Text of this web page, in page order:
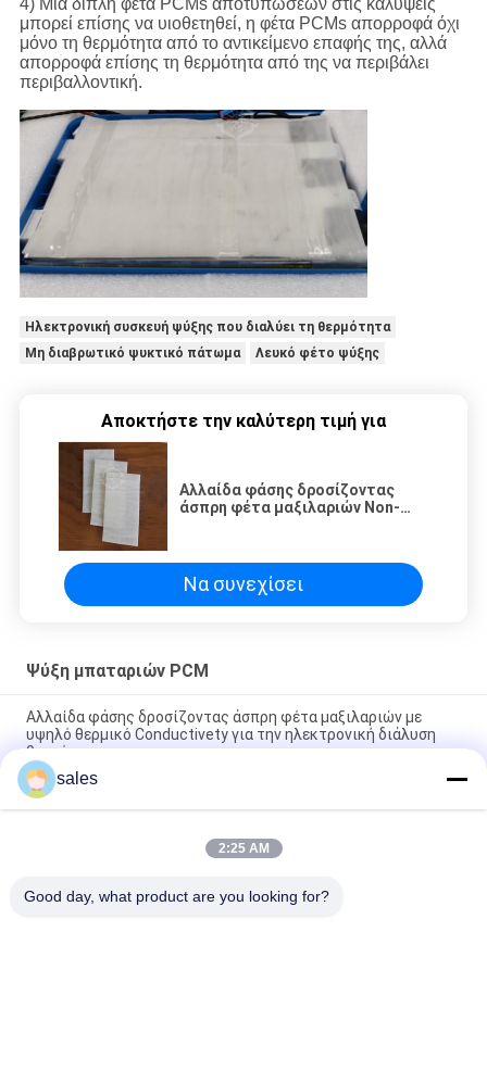
4) Μια διπλή φέτα PCMs αποτυπώσεων στις καλύψεις
μπορεί επίσης να υιοθετηθεί, η φέτα PCMs απορροφά όχι
μόνο τη θερμότητα από το αντικείμενο επαφής της, αλλά
απορροφά επίσης τη θερμότητα από της να περιβάλει
περιβαλλοντική.
Ηλεκτρονική συσκευή ψύξης που διαλύει τη θερμότητα
Μη διαβρωτικό ψυκτικό πάτωμα
Λευκό φέτο ψύξης
Αποκτήστε την καλύτερη τιμή για
Αλλαίδα φάσης δροσίζοντας
άσπρη φέτα μαξιλαριών Non-
διάλυση θερμότητας
Να συνεχίσει
Ψύξη μπαταριών PCM
Αλλαίδα φάσης δροσίζοντας άσπρη φέτα μαξιλαριών με
υψηλό θερμικό Conductivety για την ηλεκτρονική διάλυση
θερμότητας
Μη εκρηκτική ψύξη μπαταριών 55 βαθμού συνδυασμένη
γραφίτης PCM
Θερμική ψύξη μπαταριών θερμικής αγωγιμότητας PCM
sales
2:25 AM
Good day, what product are you looking for?